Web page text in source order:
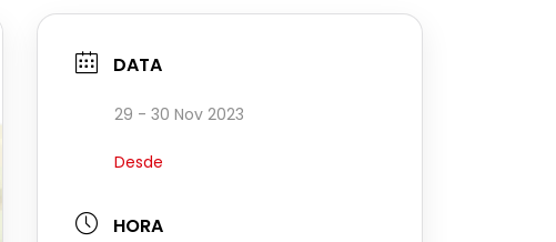
DATA
29 - 30 Nov 2023
Desde
HORA